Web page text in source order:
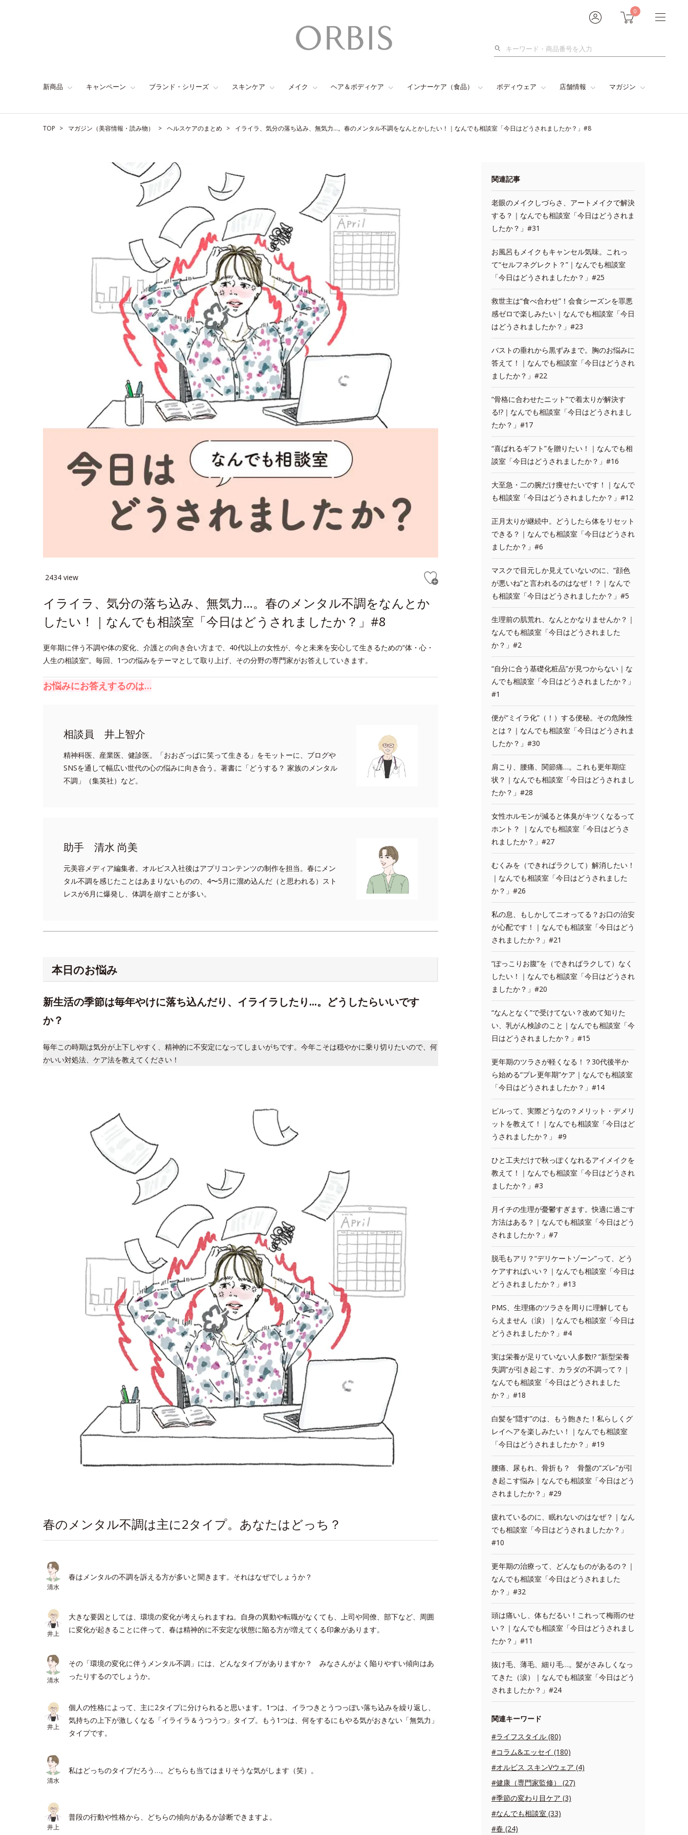
0
検
新商品 キャンペーン ブランド・シリーズ スキンケア メイク ヘア＆ボディケア インナーケア（食品） ボディウェア 店舗情報 マガジン
TOP マガジン（美容情報・読み物） ヘルスケアのまとめ イライラ、気分の落ち込み、無気力…。春のメンタル不調をなんとかしたい！｜なんでも相談室「今日はどうされましたか？」#8
2434 view
イライラ、気分の落ち込み、無気力…。春のメンタル不調をなんとか
したい！｜なんでも相談室「今日はどうされましたか？」#8
更年期に伴う不調や体の変化、介護との向き合い方まで、40代以上の女性が、今と未来を安心して生きるための“体・心・
人生の相談室”。毎回、1つの悩みをテーマとして取り上げ、その分野の専門家がお答えしていきます。
お悩みにお答えするのは…
相談員 井上智介
精神科医、産業医、健診医。「おおざっぱに笑って生きる」をモットーに、ブログや
SNSを通して幅広い世代の心の悩みに向き合う。著書に「どうする？ 家族のメンタル
不調」（集英社）など。
助手 清水 尚美
元美容メディア編集者。オルビス入社後はアプリコンテンツの制作を担当。春にメン
タル不調を感じたことはあまりないものの、4〜5月に溜め込んだ（と思われる）スト
レスが6月に爆発し、体調を崩すことが多い。
本日のお悩み
新生活の季節は毎年やけに落ち込んだり、イライラしたり…。どうしたらいいです
か？
毎年この時期は気分が上下しやすく、精神的に不安定になってしまいがちです。今年こそは穏やかに乗り切りたいので、何
かいい対処法、ケア法を教えてください！
春のメンタル不調は主に2タイプ。あなたはどっち？
清水
春はメンタルの不調を訴える方が多いと聞きます。それはなぜでしょうか？
井上
大きな要因としては、環境の変化が考えられますね。自身の異動や転職がなくても、上司や同僚、部下など、周囲
に変化が起きることに伴って、春は精神的に不安定な状態に陥る方が増えてくる印象があります。
清水
その「環境の変化に伴うメンタル不調」には、どんなタイプがありますか？ みなさんがよく陥りやすい傾向はあ
ったりするのでしょうか。
井上
個人の性格によって、主に2タイプに分けられると思います。1つは、イラつきとうつっぽい落ち込みを繰り返し、
気持ちの上下が激しくなる「イライラ＆うつうつ」タイプ。もう1つは、何をするにもやる気がおきない「無気力」
タイプです。
清水
私はどっちのタイプだろう…。どちらも当てはまりそうな気がします（笑）。
井上
普段の行動や性格から、どちらの傾向があるか診断できますよ。
関連記事
老眼のメイクしづらさ、アートメイクで解決
する？｜なんでも相談室「今日はどうされま
したか？」#31
お風呂もメイクもキャンセル気味。これっ
て“セルフネグレクト？”｜なんでも相談室
「今日はどうされましたか？」#25
救世主は“食べ合わせ”！会食シーズンを罪悪
感ゼロで楽しみたい｜なんでも相談室「今日
はどうされましたか？」#23
バストの垂れから黒ずみまで。胸のお悩みに
答えて！｜なんでも相談室「今日はどうされ
ましたか？」#22
“骨格に合わせたニット”で着太りが解決す
る!?｜なんでも相談室「今日はどうされまし
たか？」#17
“喜ばれるギフト”を贈りたい！｜なんでも相
談室「今日はどうされましたか？」#16
大至急・二の腕だけ痩せたいです！｜なんで
も相談室「今日はどうされましたか？」#12
正月太りが継続中。どうしたら体をリセット
できる？｜なんでも相談室「今日はどうされ
ましたか？」#6
マスクで目元しか見えていないのに、“顔色
が悪いね”と言われるのはなぜ！？｜なんで
も相談室「今日はどうされましたか？」#5
生理前の肌荒れ、なんとかなりませんか？｜
なんでも相談室「今日はどうされました
か？」#2
“自分に合う基礎化粧品”が見つからない｜な
んでも相談室「今日はどうされましたか？」
#1
便が“ミイラ化”（！）する便秘。その危険性
とは？｜なんでも相談室「今日はどうされま
したか？」#30
肩こり、腰痛、関節痛…。これも更年期症
状？｜なんでも相談室「今日はどうされまし
たか？」#28
女性ホルモンが減ると体臭がキツくなるって
ホント？ ｜なんでも相談室「今日はどうさ
れましたか？」#27
むくみを（できればラクして）解消したい！
｜なんでも相談室「今日はどうされました
か？」#26
私の息、もしかしてニオってる？お口の治安
が心配です！｜なんでも相談室「今日はどう
されましたか？」#21
“ぽっこりお腹”を（できればラクして）なく
したい！｜なんでも相談室「今日はどうされ
ましたか？」#20
“なんとなく”で受けてない？改めて知りた
い、乳がん検診のこと｜なんでも相談室「今
日はどうされましたか？」#15
更年期のツラさが軽くなる！？30代後半か
ら始める“プレ更年期”ケア｜なんでも相談室
「今日はどうされましたか？」#14
ピルって、実際どうなの？メリット・デメリ
ットを教えて！｜なんでも相談室「今日はど
うされましたか？」 #9
ひと工夫だけで秋っぽくなれるアイメイクを
教えて！｜なんでも相談室「今日はどうされ
ましたか？」#3
月イチの生理が憂鬱すぎます。快適に過ごす
方法はある？｜なんでも相談室「今日はどう
されましたか？」#7
脱毛もアリ？“デリケートゾーン”って、どう
ケアすればいい？｜なんでも相談室「今日は
どうされましたか？」#13
PMS、生理痛のツラさを周りに理解しても
らえません（涙）｜なんでも相談室「今日は
どうされましたか？」#4
実は栄養が足りていない人多数!? “新型栄養
失調”が引き起こす、カラダの不調って？｜
なんでも相談室「今日はどうされました
か？」#18
白髪を“隠す”のは、もう飽きた！私らしくグ
レイヘアを楽しみたい！｜なんでも相談室
「今日はどうされましたか？」#19
腰痛、尿もれ、骨折も？ 骨盤の“ズレ”が引
き起こす悩み｜なんでも相談室「今日はどう
されましたか？」#29
疲れているのに、眠れないのはなぜ？｜なん
でも相談室「今日はどうされましたか？」
#10
更年期の治療って、どんなものがあるの？｜
なんでも相談室「今日はどうされました
か？」#32
頭は痛いし、体もだるい！これって梅雨のせ
い？｜なんでも相談室「今日はどうされまし
たか？」#11
抜け毛、薄毛、細り毛…。髪がさみしくなっ
てきた（涙）｜なんでも相談室「今日はどう
されましたか？」#24
関連キーワード
#ライフスタイル (80)
#コラム&エッセイ (180)
#オルビス スキンVウェア (4)
#健康（専門家監修） (27)
#季節の変わり目ケア (3)
#なんでも相談室 (33)
#春 (24)